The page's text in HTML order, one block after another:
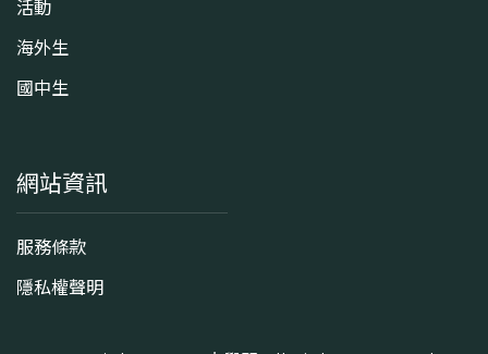
活動
海外生
國中生
網站資訊
服務條款
隱私權聲明